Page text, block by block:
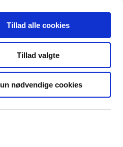
Tillad alle cookies
Tillad valgte
nødvendige cookies